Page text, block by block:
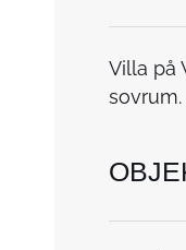
Villa på